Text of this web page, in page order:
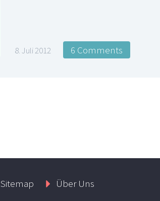
8. Juli 2012 6 Comments
Sitemap Über Uns